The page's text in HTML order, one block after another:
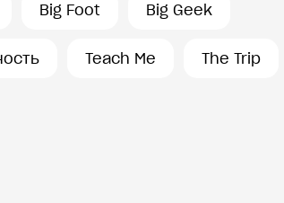
Big Foot Big Geek
Teach Me The Trip